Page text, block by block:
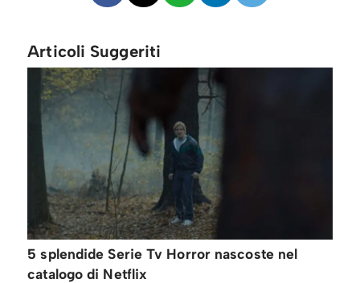
Articoli Suggeriti
5 splendide Serie Tv Horror nascoste nel
catalogo di Netflix